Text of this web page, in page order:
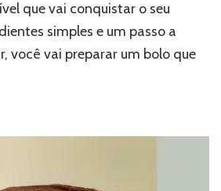
que vai conquistar o seu
simples e um passo a
você vai preparar um bolo que